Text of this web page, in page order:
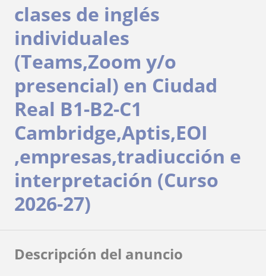
clases de inglés
individuales
(Teams,Zoom y/o
presencial) en Ciudad
Real B1-B2-C1
Cambridge,Aptis,EOI
,empresas,tradiucción e
interpretación (Curso
2026-27)
Descripción del anuncio